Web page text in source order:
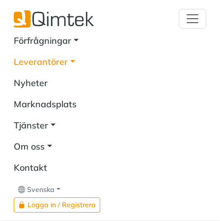
Förfrågningar
Leverantörer
Nyheter
Marknadsplats
Tjänster
Om oss
Kontakt
Svenska
Logga in / Registrera